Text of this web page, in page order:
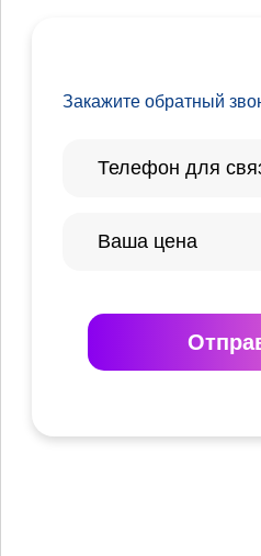
Закажите обратный